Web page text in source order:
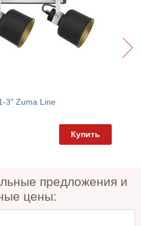
3" Zuma Line
Купить
предложения и
цены: